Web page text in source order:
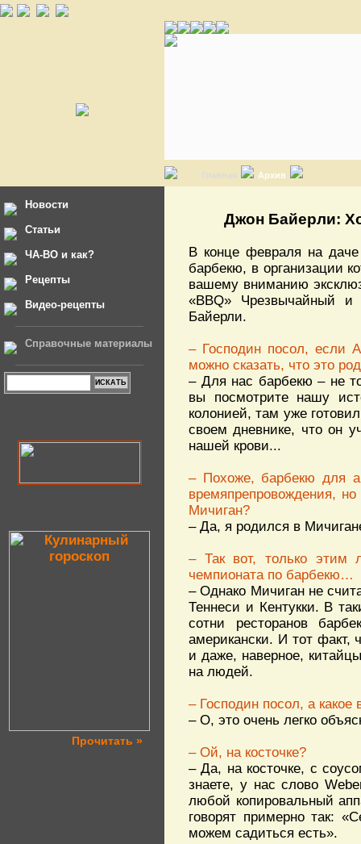
Главная Архив
Новости
Статьи
ЧА-ВО и как?
Рецепты
Видео-рецепты
Справочные материалы
Прочитать »
Джон Байерли:
В конце февраля на
барбекю, в организации
вашему вниманию
«BBQ» Чрезвычайный
Байерли.
– Господин посол, если
можно сказать, что это
– Для нас барбекю – не
вы посмотрите нашу
колонией, там уже
своем дневнике, что он
нашей крови...
– Похоже, барбекю для
времяпрепровождения,
Мичиган?
– Да, я родился в
– Так вот, только этим
чемпионата по барбекю…
– Однако Мичиган не
Теннеси и Кентукки. В
сотни ресторанов
американски. И тот факт,
и даже, наверное,
на людей.
– Господин посол, а
– О, это очень легко
– Ой, на косточке?
– Да, на косточке, с
знаете, у нас слово
любой копировальный
говорят примерно так:
можем садиться есть».